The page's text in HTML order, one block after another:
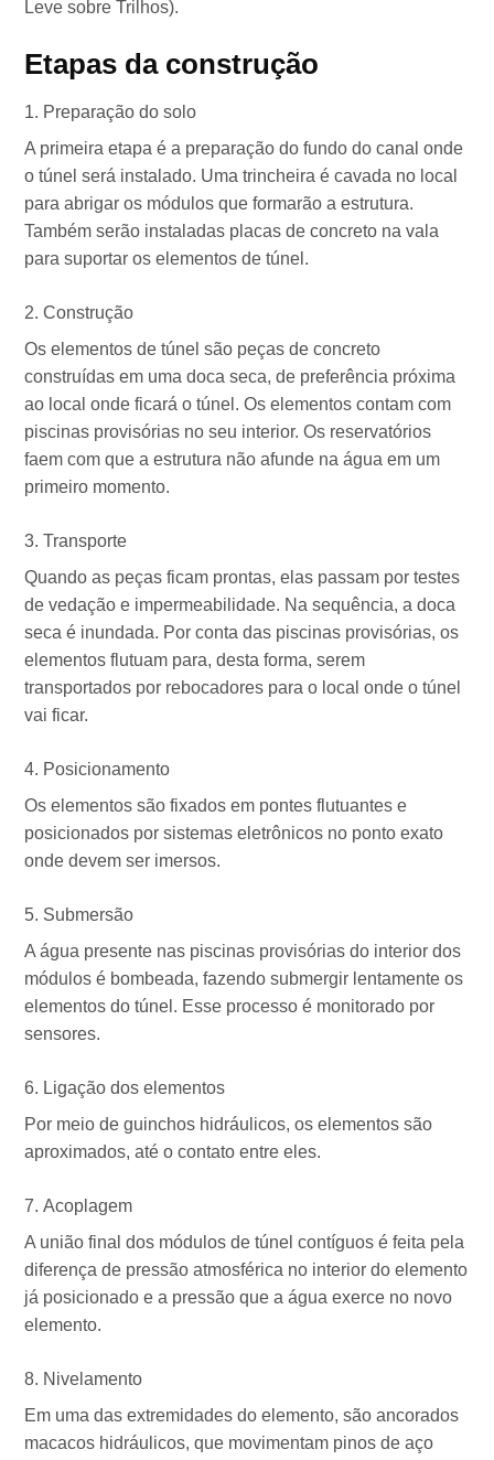
Leve sobre Trilhos).
Etapas da construção
Preparação do solo
A primeira etapa é a preparação do fundo do canal onde
o túnel será instalado. Uma trincheira é cavada no local
para abrigar os módulos que formarão a estrutura.
Também serão instaladas placas de concreto na vala
para suportar os elementos de túnel.
Construção
Os elementos de túnel são peças de concreto
construídas em uma doca seca, de preferência próxima
ao local onde ficará o túnel. Os elementos contam com
piscinas provisórias no seu interior. Os reservatórios
faem com que a estrutura não afunde na água em um
primeiro momento.
Transporte
Quando as peças ficam prontas, elas passam por testes
de vedação e impermeabilidade. Na sequência, a doca
seca é inundada. Por conta das piscinas provisórias, os
elementos flutuam para, desta forma, serem
transportados por rebocadores para o local onde o túnel
vai ficar.
Posicionamento
Os elementos são fixados em pontes flutuantes e
posicionados por sistemas eletrônicos no ponto exato
onde devem ser imersos.
Submersão
A água presente nas piscinas provisórias do interior dos
módulos é bombeada, fazendo submergir lentamente os
elementos do túnel. Esse processo é monitorado por
sensores.
Ligação dos elementos
Por meio de guinchos hidráulicos, os elementos são
aproximados, até o contato entre eles.
Acoplagem
A união final dos módulos de túnel contíguos é feita pela
diferença de pressão atmosférica no interior do elemento
já posicionado e a pressão que a água exerce no novo
elemento.
Nivelamento
Em uma das extremidades do elemento, são ancorados
macacos hidráulicos, que movimentam pinos de aço